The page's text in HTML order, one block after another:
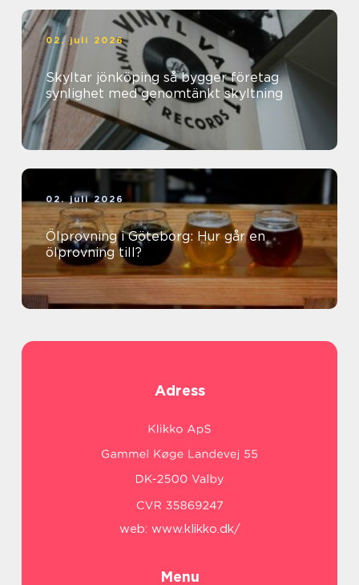
02. juli 2026
Skyltar jönköping så bygger företag
synlighet med genomtänkt skyltning
02. juli 2026
Ölprovning i Göteborg: Hur går en
ölprovning till?
Adress
web: www.klikko.dk/
Menu